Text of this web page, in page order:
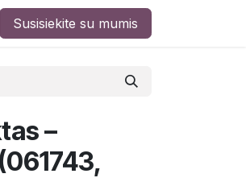
Susisiekite su mumis
–